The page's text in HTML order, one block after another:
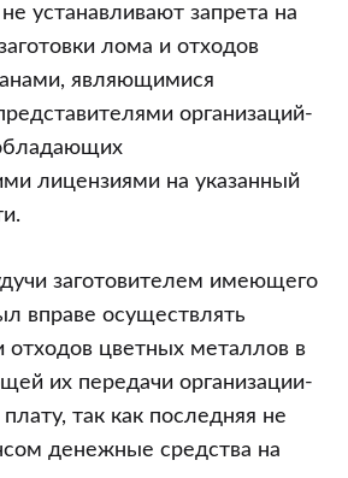
устанавливают запрета на
лома и отходов
являющимися
организаций-
лицензиями на указанный
заготовителем имеющего
вправе осуществлять
отходов цветных металлов в
их передачи организации-
так как последняя не
денежные средства на